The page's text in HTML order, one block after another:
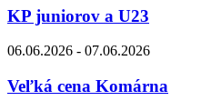
KP juniorov a U23
06.06.2026 - 07.06.2026
Veľká cena Komárna